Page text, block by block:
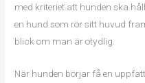
med kriteriet att hunden ska
en hund som rör sitt huvud
blick om man är otydlig.
När hunden börjar få en